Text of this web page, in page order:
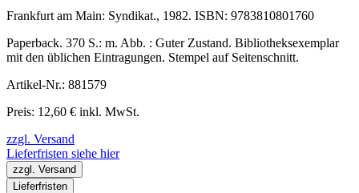
Frankfurt am Main: Syndikat., 1982. ISBN: 9783810801760
Paperback. 370 S.: m. Abb. : Guter Zustand. Bibliotheksexemplar
mit den üblichen Eintragungen. Stempel auf Seitenschnitt.
Artikel-Nr.: 881579
Preis: 12,60 € inkl. MwSt.
zzgl. Versand
Lieferfristen siehe hier
zzgl. Versand
Lieferfristen